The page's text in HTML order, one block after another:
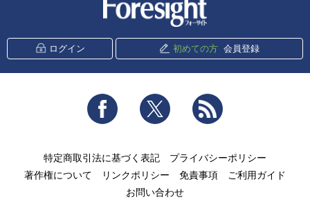
ログイン 初めての方 会員登録
Facebook Twitter
特定商取引法に基づく表記
プライバシーポリシー
著作権について
リンクポリシー 免責事項
ご利用ガイド
お問い合わせ